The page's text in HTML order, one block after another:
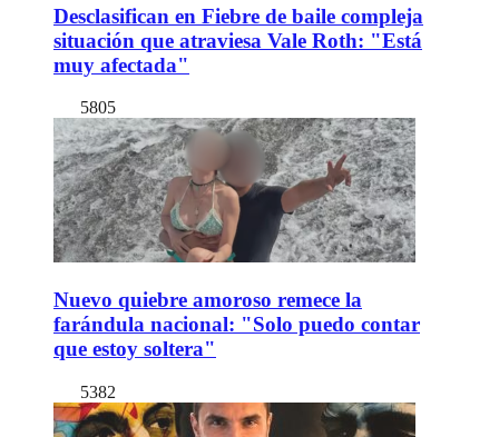
Desclasifican en Fiebre de baile compleja
situación que atraviesa Vale Roth: "Está
muy afectada"
5805
Nuevo quiebre amoroso remece la
farándula nacional: "Solo puedo contar
que estoy soltera"
5382